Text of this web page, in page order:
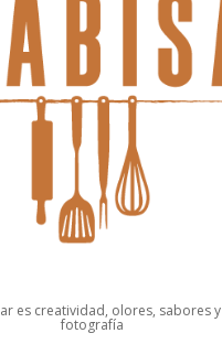
es creatividad, olores, sabores y
fotografía